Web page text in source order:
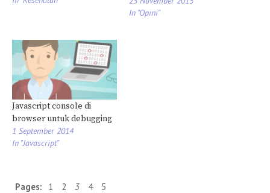
In "Opini"
Javascript console di
browser untuk debugging
1 September 2014
In "Javascript"
Pages: 1 2 3 4 5